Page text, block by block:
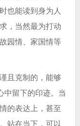
也能读到身为人
，当然最为打动
园情、家国情等
且克制的，能够
中留下的印迹。当
的表达上，甚至
站在当下，可以